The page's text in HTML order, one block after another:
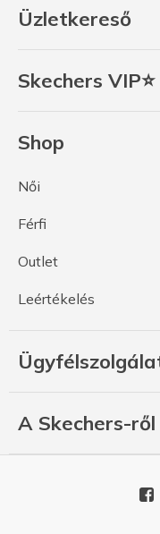
Üzletkereső
Skechers VIP⭐
Shop
Női
Férfi
Outlet
Leértékelés
A Skechers-ről